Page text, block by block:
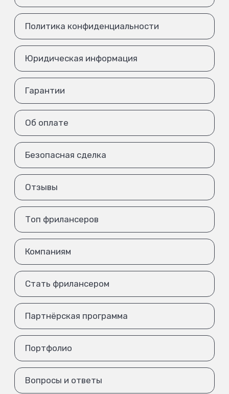
Политика конфиденциальности
Юридическая информация
Гарантии
Об оплате
Безопасная сделка
Отзывы
Топ фрилансеров
Компаниям
Стать фрилансером
Партнёрская программа
Портфолио
Вопросы и ответы